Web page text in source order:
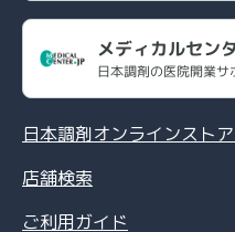
メディカルセン
日本調剤の医院開業サ
日本調剤オンラインスト
店舗検索
ご利用ガイド